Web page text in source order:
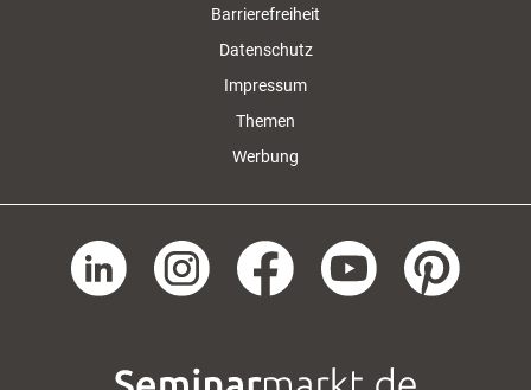
Barrierefreiheit
Datenschutz
Impressum
Themen
Werbung